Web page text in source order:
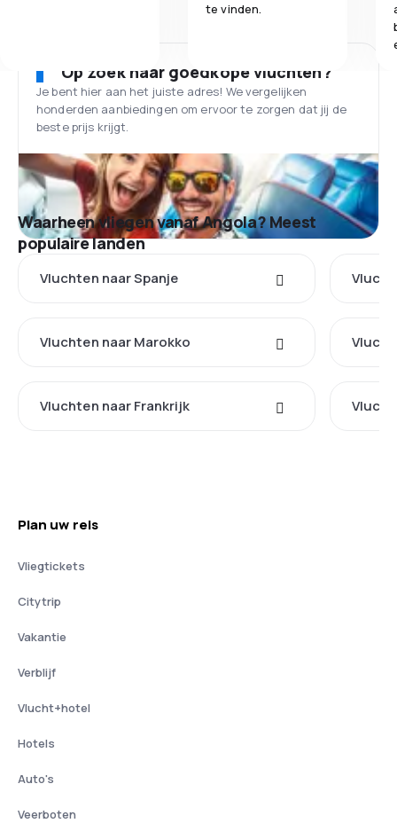
te vinden.
Op zoek naar goedkope vluchten?
Je bent hier aan het juiste adres! We vergelijken
honderden aanbiedingen om ervoor te zorgen dat jij de
beste prijs krijgt.
Waarheen vliegen vanaf Angola? Meest
populaire landen
Vluchten naar Spanje
Vluchten naar Marokko
Vluchten naar Frankrijk
Plan uw reis
Vliegtickets
Citytrip
Vakantie
Verblijf
Vlucht+hotel
Hotels
Auto's
Veerboten